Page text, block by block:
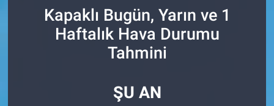
Kapaklı Bugün, Yarın ve 1
Haftalık Hava Durumu
Tahmini
ŞU AN
Kültür & Sanat
Tüm Manşetler
Son Dakika Haberleri